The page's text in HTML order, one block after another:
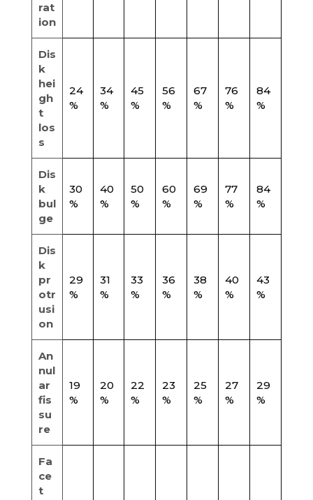
rat
ion
Dis
k
hei
gh
t
los
s
24
%
34
%
45
%
56
%
67
%
76
%
84
%
Dis
k
bul
ge
30
%
40
%
50
%
60
%
69
%
77
%
84
%
Dis
k
pr
otr
usi
on
29
%
31
%
33
%
36
%
38
%
40
%
43
%
An
nul
ar
fis
su
re
19
%
20
%
22
%
23
%
25
%
27
%
29
%
Fa
ce
t